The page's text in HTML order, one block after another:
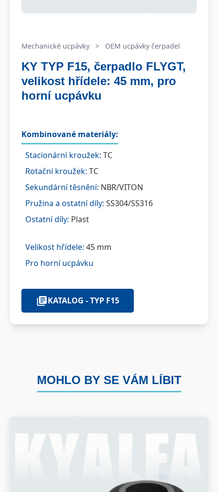
Mechanické ucpávky > OEM ucpávky čerpadel
KY TYP F15, čerpadlo FLYGT,
velikost hřídele: 45 mm, pro
horní ucpávku
Kombinované materiály:
Stacionární kroužek: TC
Rotační kroužek: TC
Sekundární těsnění: NBR/VITON
Pružina a ostatní díly: SS304/SS316
Ostatní díly: Plast
Velikost hřídele: 45 mm
Pro horní ucpávku
KATALOG - TYP F15
MOHLO BY SE VÁM LÍBIT